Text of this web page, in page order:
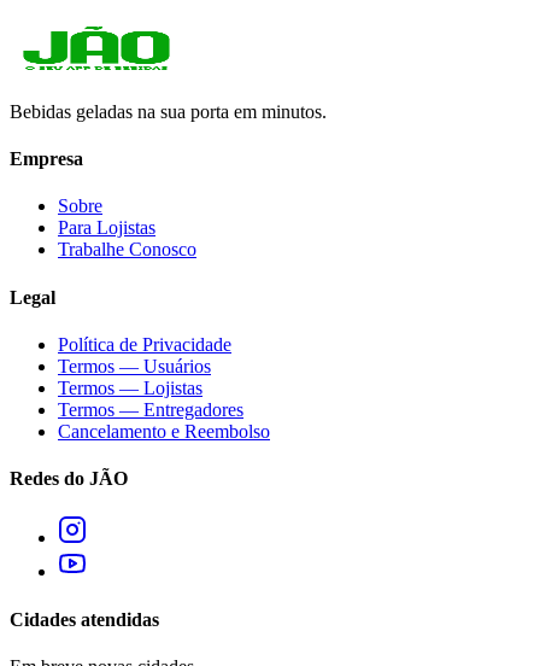
Bebidas geladas na sua porta em minutos.
Empresa
Sobre
Para Lojistas
Trabalhe Conosco
Legal
Política de Privacidade
Termos — Usuários
Termos — Lojistas
Termos — Entregadores
Cancelamento e Reembolso
Redes do JÃO
Cidades atendidas